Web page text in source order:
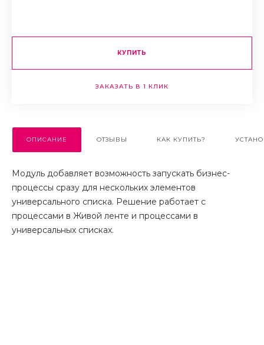
КУПИТЬ
ЗАКАЗАТЬ В 1 КЛИК
ОПИСАНИЕ ОТЗЫВЫ КАК КУПИТЬ?
Модуль добавляет возможность запускать бизнес-
процессы сразу для нескольких элементов
универсального списка. Решение работает с
процессами в Живой ленте и процессами в
универсальных списках.